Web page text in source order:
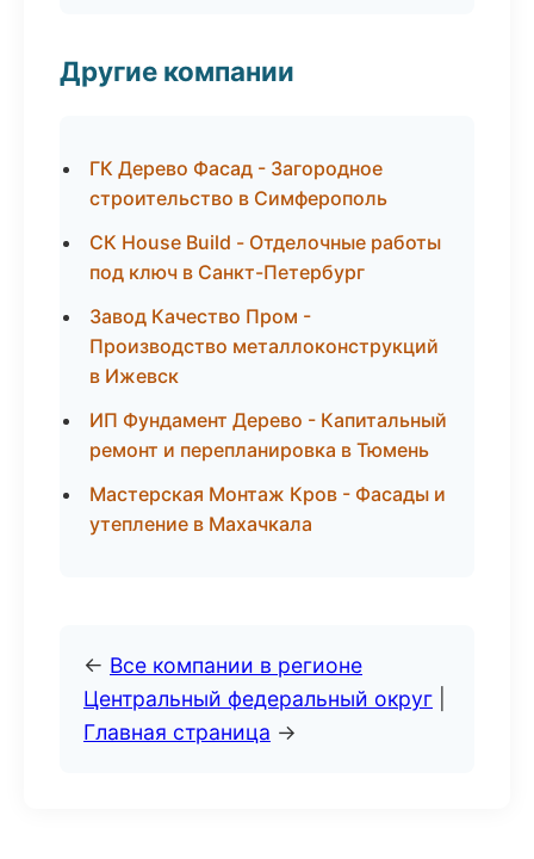
Другие компании
ГК Дерево Фасад - Загородное
строительство в Симферополь
СК House Build - Отделочные работы
под ключ в Санкт-Петербург
Завод Качество Пром -
Производство металлоконструкций
в Ижевск
ИП Фундамент Дерево - Капитальный
ремонт и перепланировка в Тюмень
Мастерская Монтаж Кров - Фасады и
утепление в Махачкала
← Все компании в регионе
Центральный федеральный округ
Главная страница →